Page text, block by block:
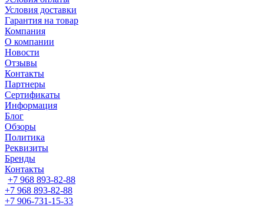
Условия доставки
Гарантия на товар
Компания
О компании
Новости
Отзывы
Контакты
Партнеры
Сертификаты
Информация
Блог
Обзоры
Политика
Реквизиты
Бренды
Контакты
+7 968 893-82-88
+7 968 893-82-88
+7 906-731-15-33